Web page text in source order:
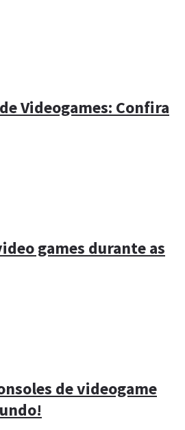
Videogames: Confira
games durante as
de videogame